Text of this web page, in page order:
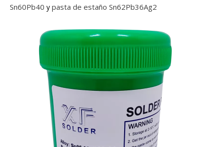
Sn60Pb40 y pasta de estaño Sn62Pb36Ag2